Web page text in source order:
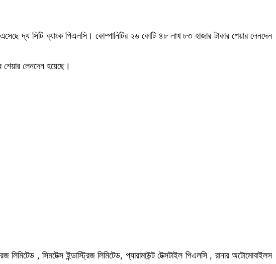
দ্য সিটি ব্যাংক পিএলসি। কোম্পানিটির ২৬ কোটি ৪৮ লাখ ৮৩ হাজার টাকার শেয়ার লেনদেন
লেনদেন হয়েছে।
, সিমটেক্স ইন্ডাস্ট্রিজ লিমিটেড, প্যারামাউন্ট টেক্সটাইল পিএলসি , রানার অটোমোবাইলস